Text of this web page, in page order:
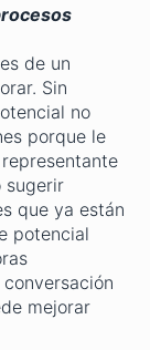
de un
Sin
no
porque le
sugerir
que ya están
potencial
mejorar